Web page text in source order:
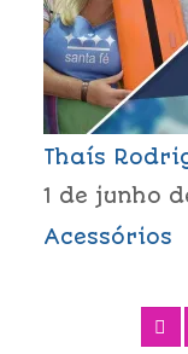
Thaís
1 de junho
Acessórios